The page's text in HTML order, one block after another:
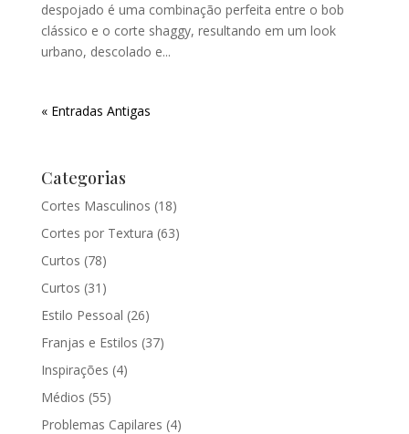
despojado é uma combinação perfeita entre o bob
clássico e o corte shaggy, resultando em um look
urbano, descolado e...
« Entradas Antigas
Categorias
Cortes Masculinos (18)
Cortes por Textura (63)
Curtos (78)
Curtos (31)
Estilo Pessoal (26)
Franjas e Estilos (37)
Inspirações (4)
Médios (55)
Problemas Capilares (4)